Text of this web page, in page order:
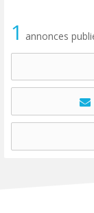
1 annonces